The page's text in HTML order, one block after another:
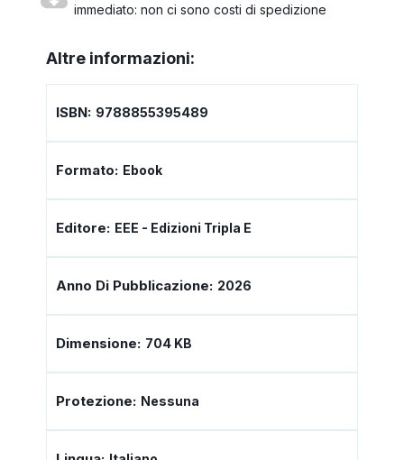
immediato: non ci sono costi di spedizione
Altre informazioni:
ISBN: 9788855395489
Formato: Ebook
Editore: EEE - Edizioni Tripla E
Anno Di Pubblicazione: 2026
Dimensione: 704 KB
Protezione: Nessuna